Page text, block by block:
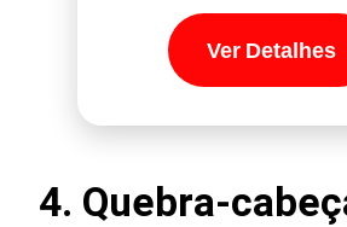
Ver Detalhes
4. Quebra-